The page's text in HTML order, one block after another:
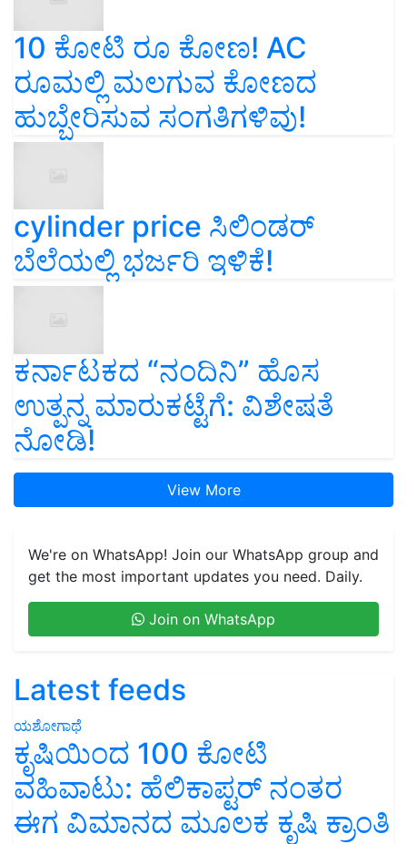
10 ಕೋಟಿ ರೂ ಕೋಣ! AC
ರೂಮಲ್ಲಿ ಮಲಗುವ ಕೋಣದ
ಹುಬ್ಬೇರಿಸುವ ಸಂಗತಿಗಳಿವು!
cylinder price ಸಿಲಿಂಡರ್‌
ಬೆಲೆಯಲ್ಲಿ ಭರ್ಜರಿ ಇಳಿಕೆ!
ಕರ್ನಾಟಕದ “ನಂದಿನಿ” ಹೊಸ
ಉತ್ಪನ್ನ ಮಾರುಕಟ್ಟೆಗೆ: ವಿಶೇಷತೆ
ನೋಡಿ!
View More
We're on WhatsApp! Join our WhatsApp group and
get the most important updates you need. Daily.
Join on WhatsApp
Latest feeds
ಯಶೋಗಾಥೆ
ಕೃಷಿಯಿಂದ 100 ಕೋಟಿ
ವಹಿವಾಟು: ಹೆಲಿಕಾಪ್ಟರ್ ನಂತರ
ಈಗ ವಿಮಾನದ ಮೂಲಕ ಕೃಷಿ ಕ್ರಾಂತಿ